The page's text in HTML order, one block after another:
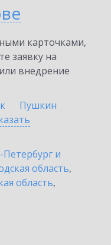
карточками,
заявку на
внедрение
Пушкин
Петербург и
область,
область,